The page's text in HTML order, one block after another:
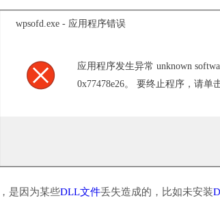
wpsofd.exe - 应用程序错误
应用程序发生异常 unknown
0x77478e26。 要终止程序，请单
是因为某些DLL文件丢失造成的，比如未安装